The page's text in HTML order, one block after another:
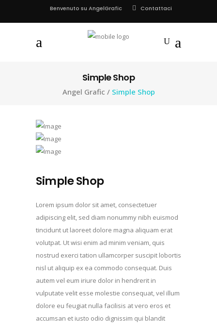
Benvenuto su AngelGrafic Contattaci
Simple Shop
Angel Grafic / Simple Shop
Simple Shop
Lorem ipsum dolor sit amet, consectetuer
adipiscing elit, sed diam nonummy nibh euismod
tincidunt ut laoreet dolore magna aliquam erat
volutpat. Ut wisi enim ad minim veniam, quis
nostrud exerci tation ullamcorper suscipit lobortis
nisl ut aliquip ex ea commodo consequat. Duis
autem vel eum iriure dolor in hendrerit in
vulputate velit esse molestie consequat, vel illum
dolore eu feugiat nulla facilisis at vero eros et
accumsan et iusto odio dignissim qui blandit